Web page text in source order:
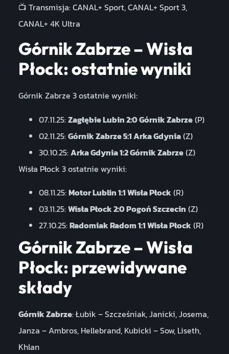
📺 Transmisja: CANAL+ Sport, CANAL+ Sport 3,
CANAL+ 4K Ultra
Górnik Zabrze – Wisła
Płock: ostatnie wyniki
Górnik Zabrze 3 ostatnie wyniki:
07.11.25:Zagłębie Lubin 2:0 Górnik Zabrze(P)
02.11.25:Górnik Zabrze 5:1 Arka Gdynia(Z)
30.10.25:Arka Gdynia 1:2 Górnik Zabrze(Z)
Wisła Płock 3 ostatnie wyniki:
08.11.25:Motor Lublin 1:1 Wisła Płock (R)
03.11.25:Wisła Płock 2:0 Pogoń Szczecin (Z)
27.10.25:Radomiak Radom 1:1 Wisła Płock (R)
Górnik Zabrze – Wisła
Płock: przewidywane
składy
Górnik Zabrze: Łubik – Szcześniak, Janicki, Josema,
Janza – Ambros, Hellebrand, Kubicki – Sow, Liseth,
Khlan